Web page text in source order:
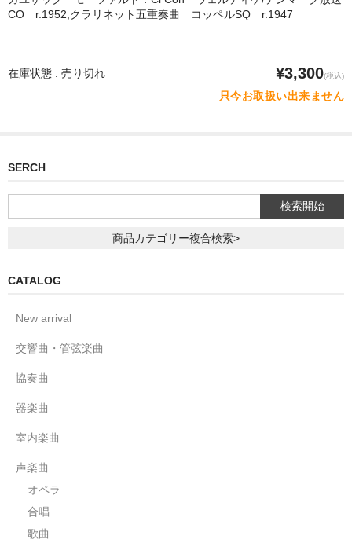
ORDER
CO r.1952,クラリネット五重奏曲 コッペルSQ r.1947
在庫状態 : 売り切れ ¥3,300(税込)
只今お取扱い出来ません
SERCH
商品カテゴリー複合検索>
CATALOG
New arrival
交響曲・管弦楽曲
協奏曲
器楽曲
室内楽曲
声楽曲
オペラ
合唱
歌曲